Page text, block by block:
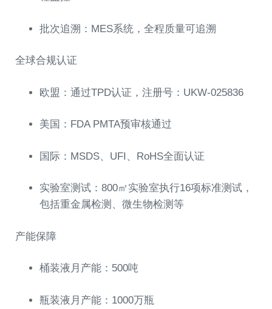
批次追溯：MES系统，全程质量可追溯
全球合规认证
欧盟：通过TPD认证，注册号：UKW-025836
美国：FDA PMTA预审核通过
国际：MSDS、UFI、RoHS全面认证
实验室测试：800㎡实验室执行16项标准测试，
包括重金属检测、微生物检测等
产能保障
桶装液月产能：500吨
瓶装液月产能：1000万瓶